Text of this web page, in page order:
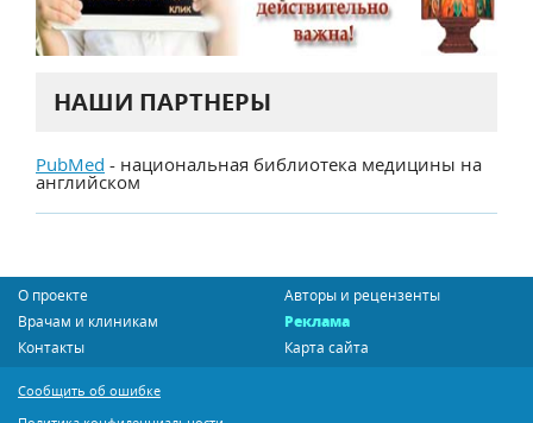
НАШИ ПАРТНЕРЫ
PubMed - национальная библиотека медицины на
английском
О проекте
Авторы и рецензенты
Врачам и клиникам
Реклама
Контакты
Карта сайта
Сообщить об ошибке